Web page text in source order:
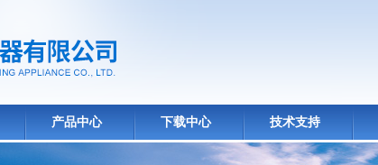
产品中心 下载中心 技术支持